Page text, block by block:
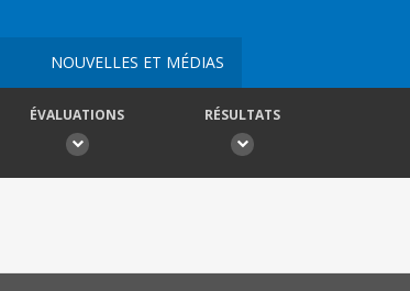
NOUVELLES ET MÉDIAS
ÉVALUATIONS RÉSULTATS